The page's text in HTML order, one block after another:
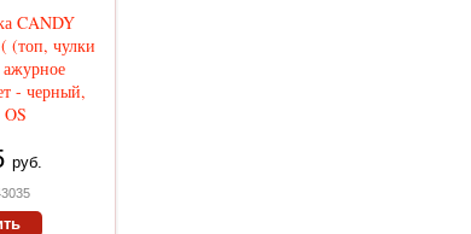
CANDY
чулки
- черный,
руб.